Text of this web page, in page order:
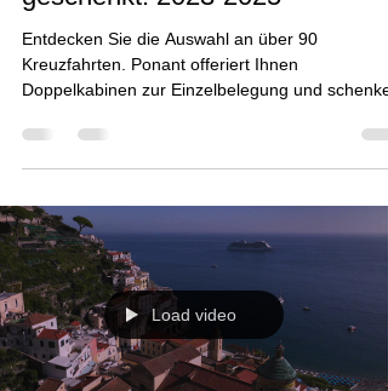
PONANT:
Einzelkabinenzuschlag
geschenkt! 2023-2025
Entdecken Sie die Auswahl an über 90
Kreuzfahrten. Ponant offeriert Ihnen
Ihnen den...